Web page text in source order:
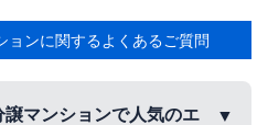
当時の総理大臣である佐藤栄作氏の
上には首都高速道路が走り、都内の移
います。
ョンに関するよくあるご質問
マンションで人気のエ